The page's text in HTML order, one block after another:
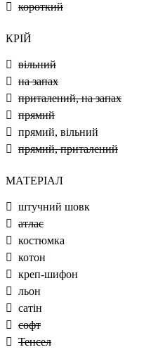
короткий
КРІЙ
вільний
на запах
приталений, на запах
прямий
прямий, вільний
прямий, приталений
МАТЕРІАЛ
штучний шовк
атлас
костюмка
котон
креп-шифон
льон
сатін
софт
Тенсел